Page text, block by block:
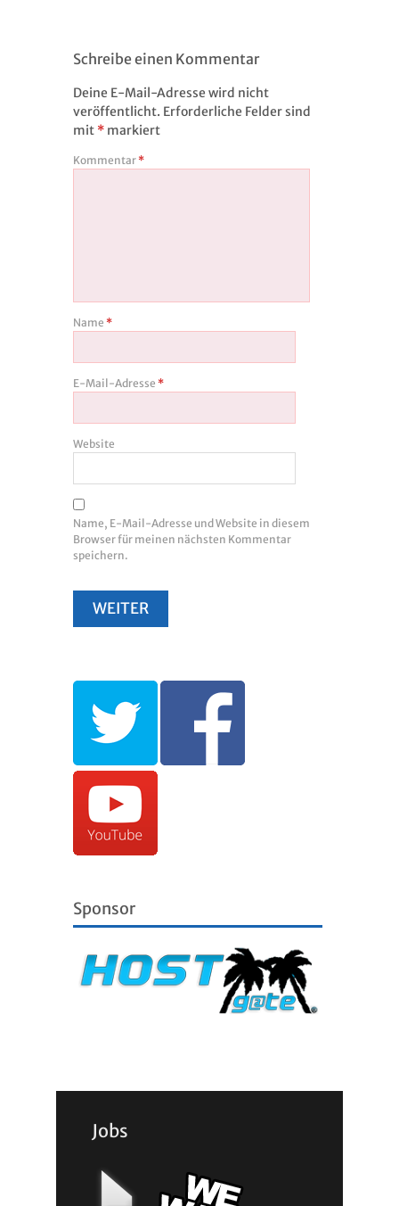
Schreibe einen Kommentar
Deine E-Mail-Adresse wird nicht
veröffentlicht. Erforderliche Felder sind
mit * markiert
Kommentar *
Name *
E-Mail-Adresse *
Website
Name, E-Mail-Adresse und Website in diesem
Browser für meinen nächsten Kommentar
speichern.
Sponsor
Jobs